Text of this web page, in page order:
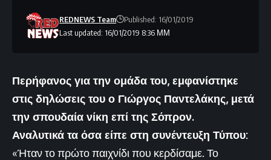
Last updated: 16/01/2019 8:36 ΜΜ
REDNEWS Team Published: 16/01/2019
Περήφανος για την ομάδα του, εμφανίστηκε
στις δηλώσεις του ο Γιώργος Παντελάκης, μετά
την σπουδαία νίκη επί της Σόπρον.
Αναλυτικά τα όσα είπε στη συνέντευξη Τύπου:
«Ήταν το πρώτο παιχνίδι που κερδίσαμε. Το